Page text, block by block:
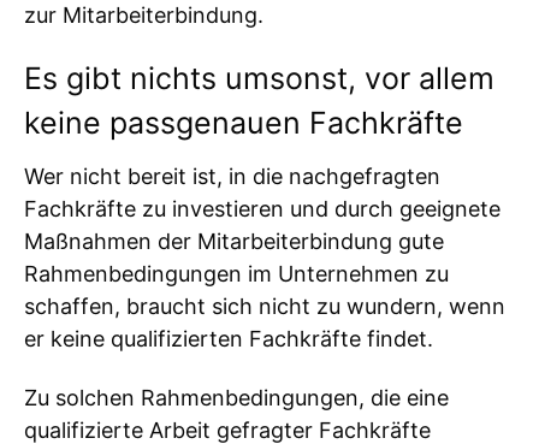
zur Mitarbeiterbindung.
Es gibt nichts umsonst, vor allem
keine passgenauen Fachkräfte
Wer nicht bereit ist, in die nachgefragten
Fachkräfte zu investieren und durch geeignete
Maßnahmen der Mitarbeiterbindung gute
Rahmenbedingungen im Unternehmen zu
schaffen, braucht sich nicht zu wundern, wenn
er keine qualifizierten Fachkräfte findet.
Zu solchen Rahmenbedingungen, die eine
qualifizierte Arbeit gefragter Fachkräfte